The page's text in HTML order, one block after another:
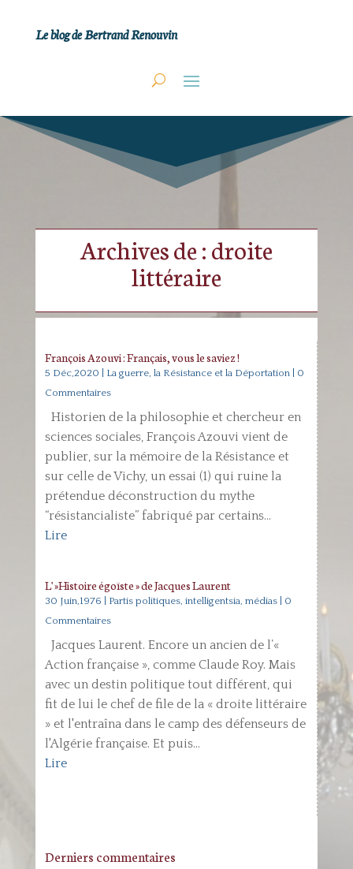
Le blog de Bertrand Renouvin
Archives de : droite
littéraire
François Azouvi : Français, vous le saviez !
5 Déc,2020 La guerre, la Résistance et la Déportation| 0
Commentaires
Historien de la philosophie et chercheur en
sciences sociales, François Azouvi vient de
publier, sur la mémoire de la Résistance et
sur celle de Vichy, un essai (1) qui ruine la
prétendue déconstruction du mythe
“résistancialiste” fabriqué par certains...
Lire
L' »Histoire égoïste » de Jacques Laurent
30 Juin,1976 Partis politiques, intelligentsia, médias| 0
Commentaires
Jacques Laurent. Encore un ancien de l’«
Action française », comme Claude Roy. Mais
avec un destin politique tout différent, qui
fit de lui le chef de file de la « droite littéraire
» et l'entraîna dans le camp des défenseurs de
l'Algérie française. Et puis...
Lire
Derniers commentaires